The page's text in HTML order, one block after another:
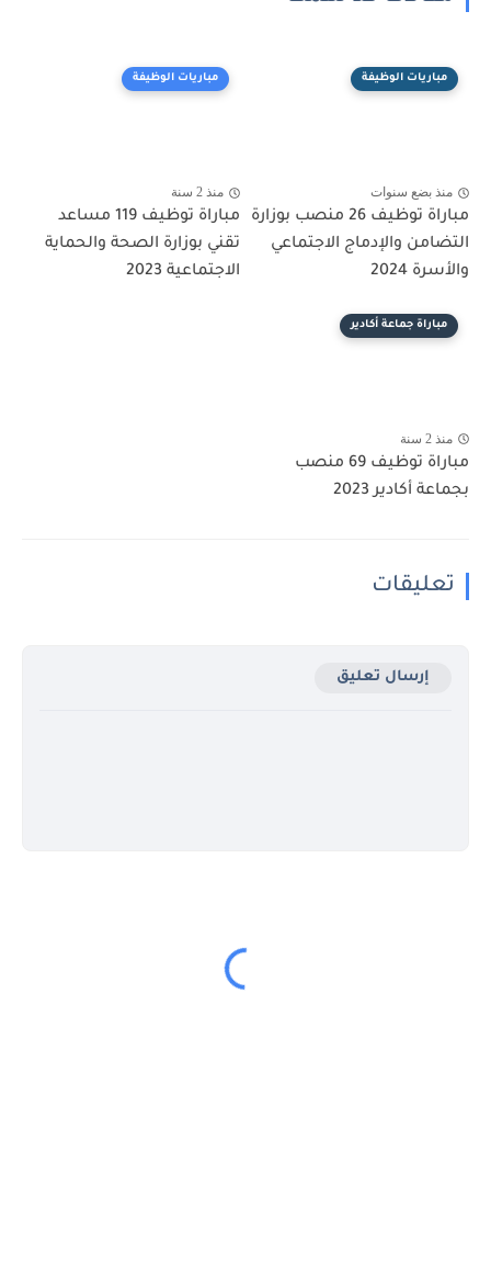
مباريات الوظيفة
منذ بضع سنوات
مباراة توظيف 26 منصب بوزارة
التضامن والإدماج الاجتماعي
والأسرة 2024
مباريات الوظيفة
منذ 2 سنة
مباراة توظيف 119 مساعد
تقني بوزارة الصحة والحماية
الاجتماعية 2023
مباراة جماعة أكادير
منذ 2 سنة
مباراة توظيف 69 منصب
بجماعة أكادير 2023
تعليقات
إرسال تعليق